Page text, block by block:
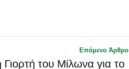
Επόμενο Άρθρο
του Μίλωνα για το